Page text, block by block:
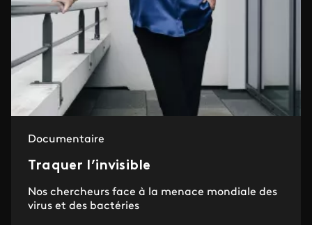
Documentaire
Traquer l’invisible
Nos chercheurs face à la menace mondiale des
virus et des bactéries